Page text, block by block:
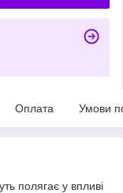
Оплата Умови
полягає у впливі